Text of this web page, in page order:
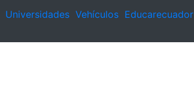
Universidades Vehículos Educarecuador